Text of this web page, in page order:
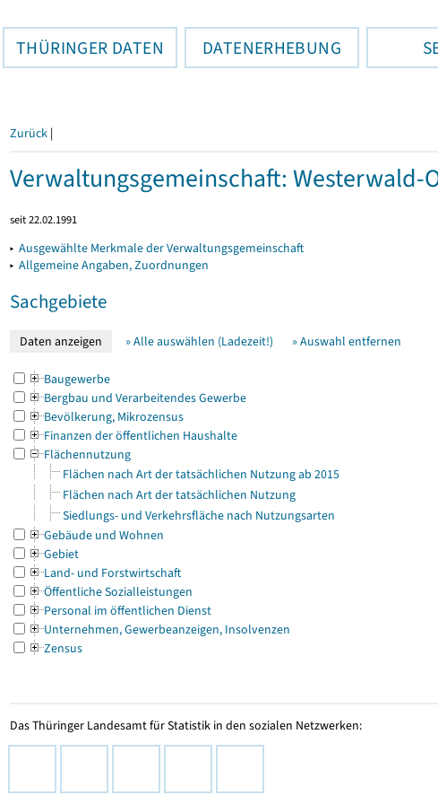
THÜRINGER DATEN DATENERHEBUNG
Zurück |
Verwaltungsgemeinschaft: Westerwald-
seit 22.02.1991
▸ Ausgewählte Merkmale der Verwaltungsgemeinschaft
▸ Allgemeine Angaben, Zuordnungen
Sachgebiete
» Alle auswählen (Ladezeit!) » Auswahl entfernen
Baugewerbe
Bergbau und Verarbeitendes Gewerbe
Bevölkerung, Mikrozensus
Finanzen der öffentlichen Haushalte
Flächennutzung
Flächen nach Art der tatsächlichen Nutzung ab 2015
Flächen nach Art der tatsächlichen Nutzung
Siedlungs- und Verkehrsfläche nach Nutzungsarten
Gebäude und Wohnen
Gebiet
Land- und Forstwirtschaft
Öffentliche Sozialleistungen
Personal im öffentlichen Dienst
Unternehmen, Gewerbeanzeigen, Insolvenzen
Zensus
Das Thüringer Landesamt für Statistik in den sozialen Netzwerken: